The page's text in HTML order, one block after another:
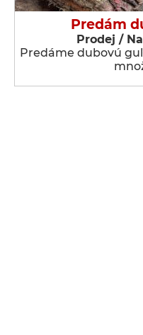
Predám
Prodej /
Predáme dubovú